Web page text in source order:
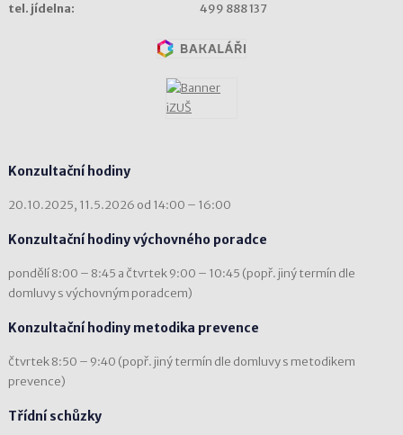
tel. jídelna:
499 888 137
Konzultační hodiny
20.10.2025, 11.5.2026 od 14:00 – 16:00
Konzultační hodiny výchovného poradce
pondělí 8:00 – 8:45 a čtvrtek 9:00 – 10:45 (popř. jiný termín dle
domluvy s výchovným poradcem)
Konzultační hodiny metodika prevence
čtvrtek 8:50 – 9:40 (popř. jiný termín dle domluvy s metodikem
prevence)
Třídní schůzky